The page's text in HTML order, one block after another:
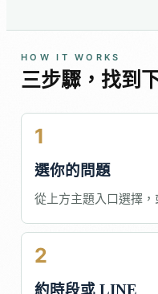
HOW IT WORKS
三步驟，找到
1
選你的問題
從上方主題入口選擇，
2
約時段或 LINE